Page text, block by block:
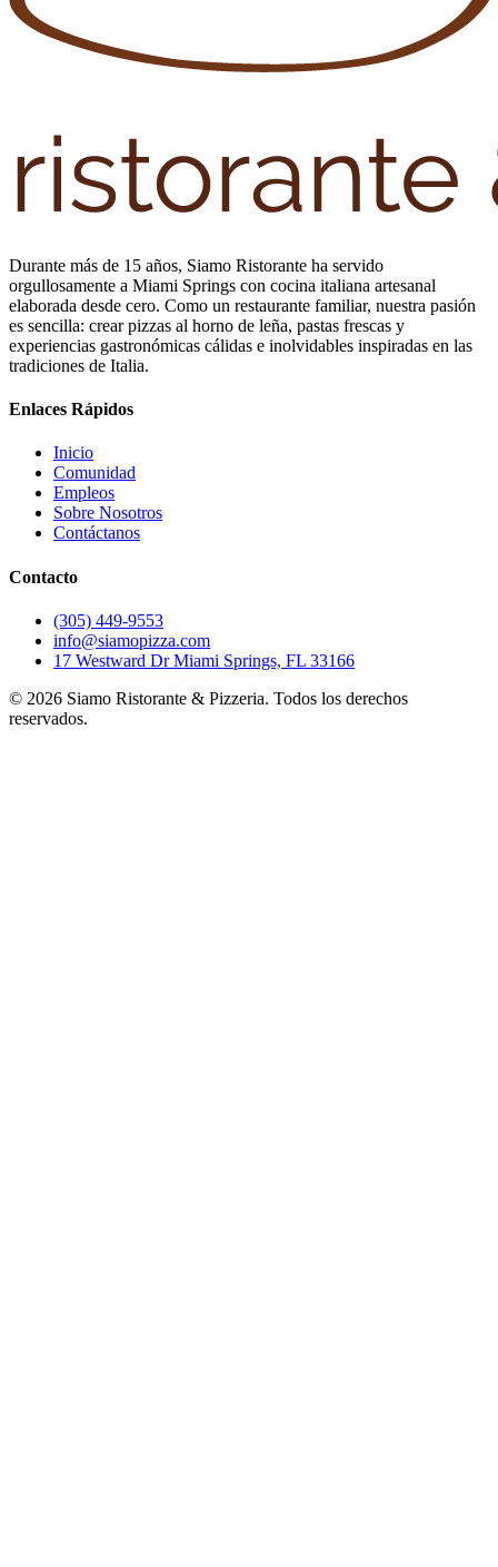
Durante más de 15 años, Siamo Ristorante ha servido
orgullosamente a Miami Springs con cocina italiana artesanal
elaborada desde cero. Como un restaurante familiar, nuestra pasión
es sencilla: crear pizzas al horno de leña, pastas frescas y
experiencias gastronómicas cálidas e inolvidables inspiradas en las
tradiciones de Italia.
Enlaces Rápidos
Inicio
Comunidad
Empleos
Sobre Nosotros
Contáctanos
Contacto
(305) 449-9553
info@siamopizza.com
17 Westward Dr Miami Springs, FL 33166
© 2026 Siamo Ristorante & Pizzeria. Todos los derechos
reservados.